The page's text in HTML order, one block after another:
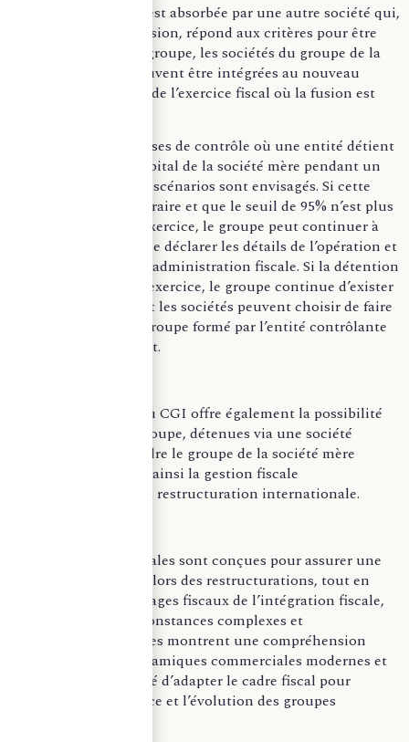
– Si la société mère est absorbée par une autre société qui,
à la suite de cette fusion, répond aux critères pour être
une société tête de groupe, les sociétés du groupe de la
société absorbée peuvent être intégrées au nouveau
groupe dès le début de l’exercice fiscal où la fusion est
– Concernant les prises de contrôle où une entité détient
au moins 95% du capital de la société mère pendant un
exercice fiscal, deux scénarios sont envisagés. Si cette
détention est temporaire et que le seuil de 95% n’est plus
atteint à la fin de l’exercice, le groupe peut continuer à
exister à condition de déclarer les détails de l’opération et
ses justifications à l’administration fiscale. Si la détention
persiste à la fin de l’exercice, le groupe continue d’exister
jusqu’à cette date, et les sociétés peuvent choisir de faire
partie du nouveau groupe formé par l’entité contrôlante
dès l’exercice suivant.
L’article 223 L, 6-i du CGI offre également la possibilité
aux sociétés d’un groupe, détenues via une société
étrangère, de rejoindre le groupe de la société mère
étrangère, facilitant ainsi la gestion fiscale
transfrontalière et la restructuration internationale.
Ces dispositions légales sont conçues pour assurer une
flexibilité maximale lors des restructurations, tout en
préservant les avantages fiscaux de l’intégration fiscale,
même dans des circonstances complexes et
multinationales. Elles montrent une compréhension
approfondie des dynamiques commerciales modernes et
reflètent une volonté d’adapter le cadre fiscal pour
soutenir la croissance et l’évolution des groupes